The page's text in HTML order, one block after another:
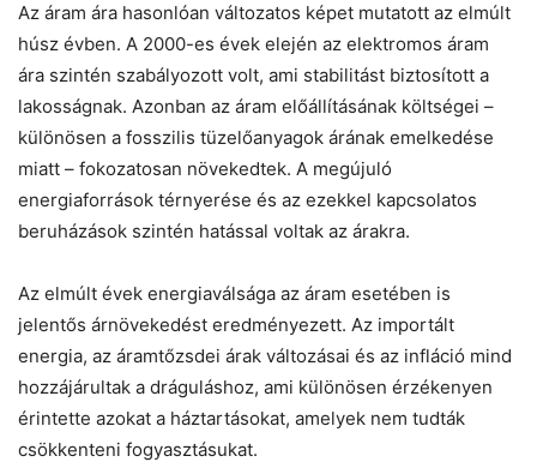
Az áram ára hasonlóan változatos képet mutatott az elmúlt
húsz évben. A 2000-es évek elején az elektromos áram
ára szintén szabályozott volt, ami stabilitást biztosított a
lakosságnak. Azonban az áram előállításának költségei –
különösen a fosszilis tüzelőanyagok árának emelkedése
miatt – fokozatosan növekedtek. A megújuló
energiaforrások térnyerése és az ezekkel kapcsolatos
beruházások szintén hatással voltak az árakra.
Az elmúlt évek energiaválsága az áram esetében is
jelentős árnövekedést eredményezett. Az importált
energia, az áramtőzsdei árak változásai és az infláció mind
hozzájárultak a dráguláshoz, ami különösen érzékenyen
érintette azokat a háztartásokat, amelyek nem tudták
csökkenteni fogyasztásukat.